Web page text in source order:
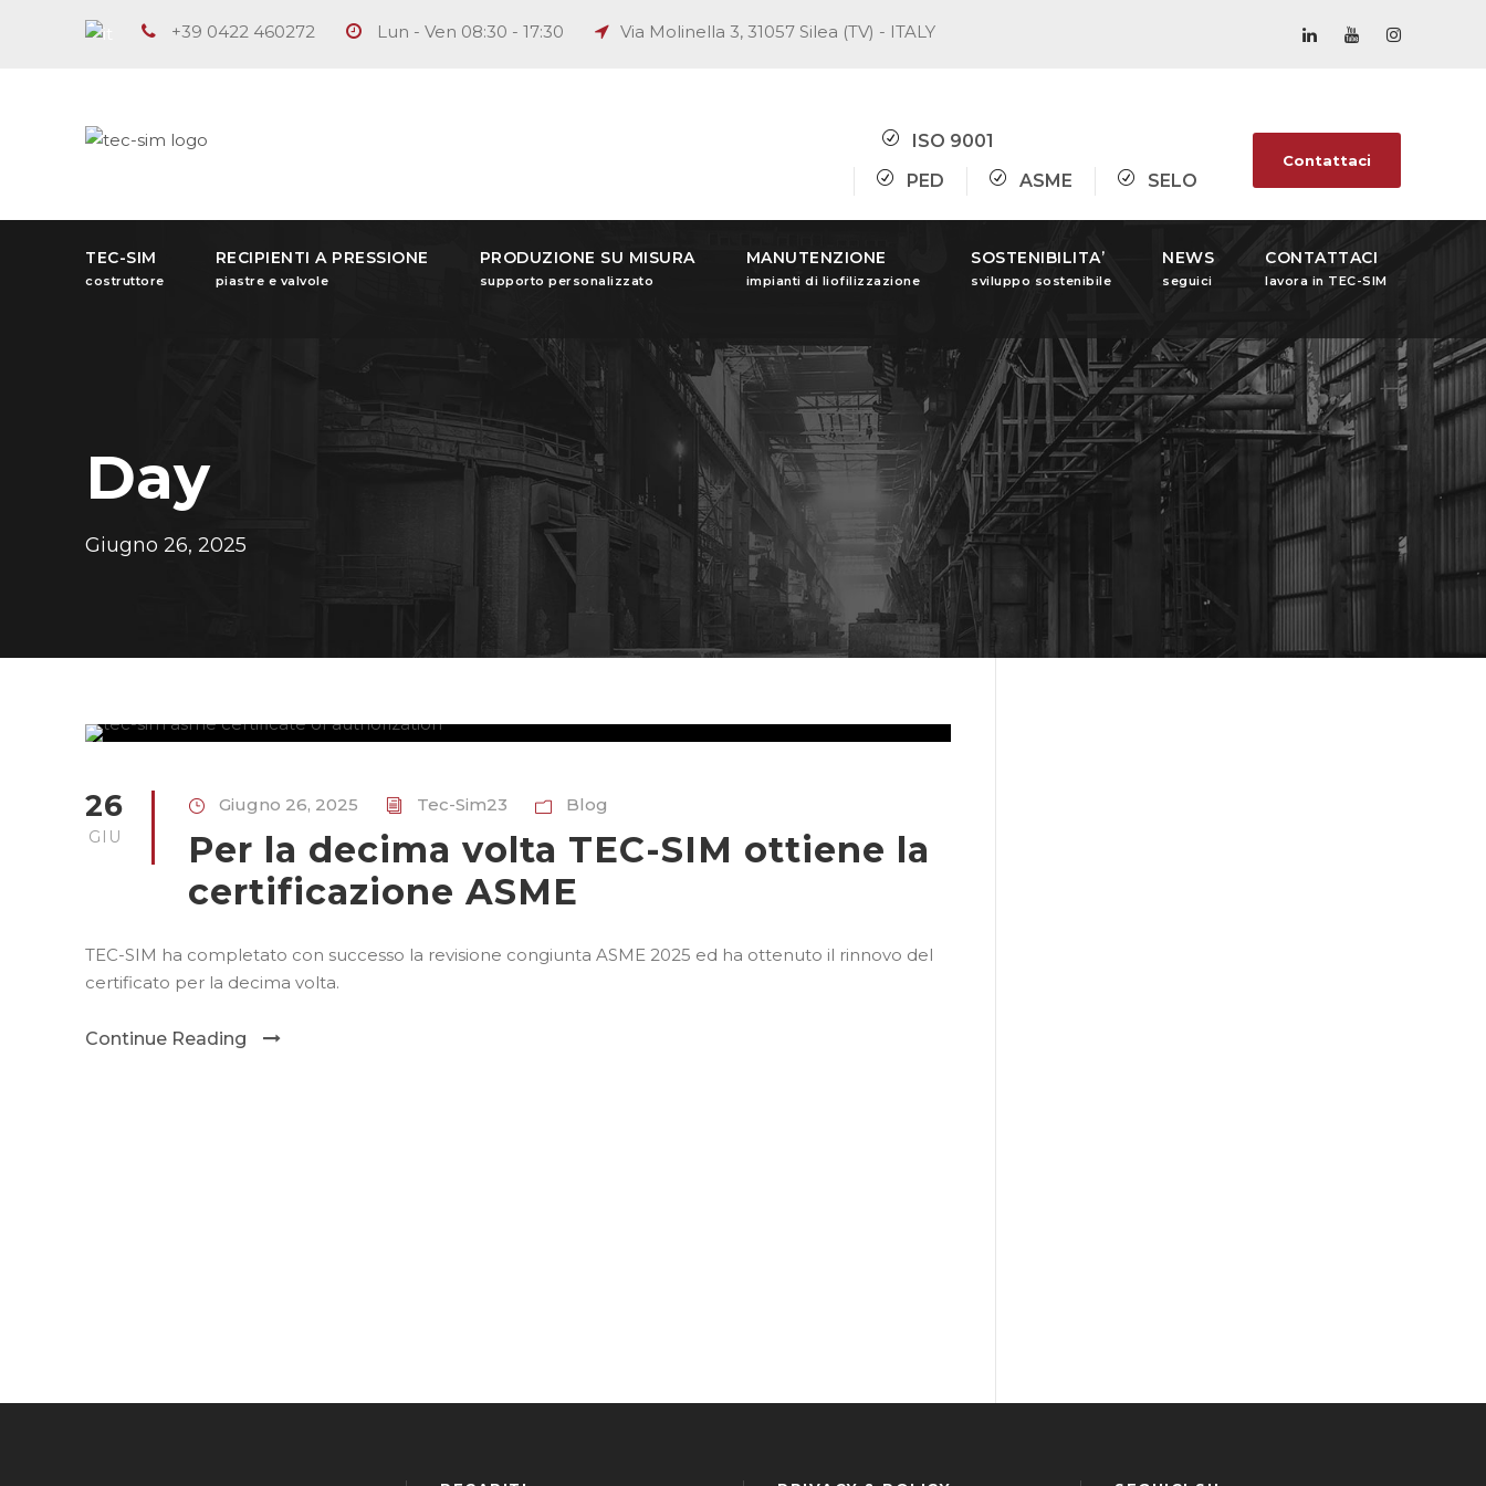
+39 0422 460272 Lun - Ven 08:30 - 17:30 Via Molinella 3, 31057 Silea (TV) - ITALY
ISO 9001
PED
ASME SELO
Contattaci
TEC-SIM
costruttore
RECIPIENTI A PRESSIONE
piastre e valvole
PRODUZIONE SU MISURA
supporto personalizzato
MANUTENZIONE
impianti di liofilizzazione
SOSTENIBILITA’
sviluppo sostenibile
NEWS
seguici
CONTATTACI
lavora in TEC-SIM
Day
Giugno 26, 2025
26
GIU
Giugno 26, 2025 Tec-Sim23 Blog
Per la decima volta TEC-SIM ottiene la
certificazione ASME
TEC-SIM ha completato con successo la revisione congiunta ASME 2025 ed ha ottenuto il rinnovo del
certificato per la decima volta.
Continue Reading